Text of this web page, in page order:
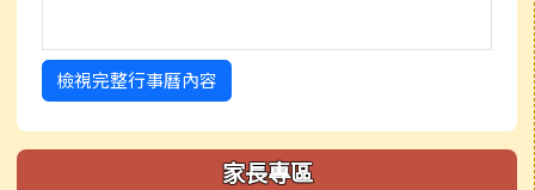
檢視完整行事曆內容
家長專區